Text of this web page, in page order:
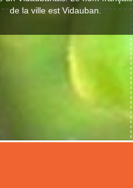
de la ville est Vidauban.